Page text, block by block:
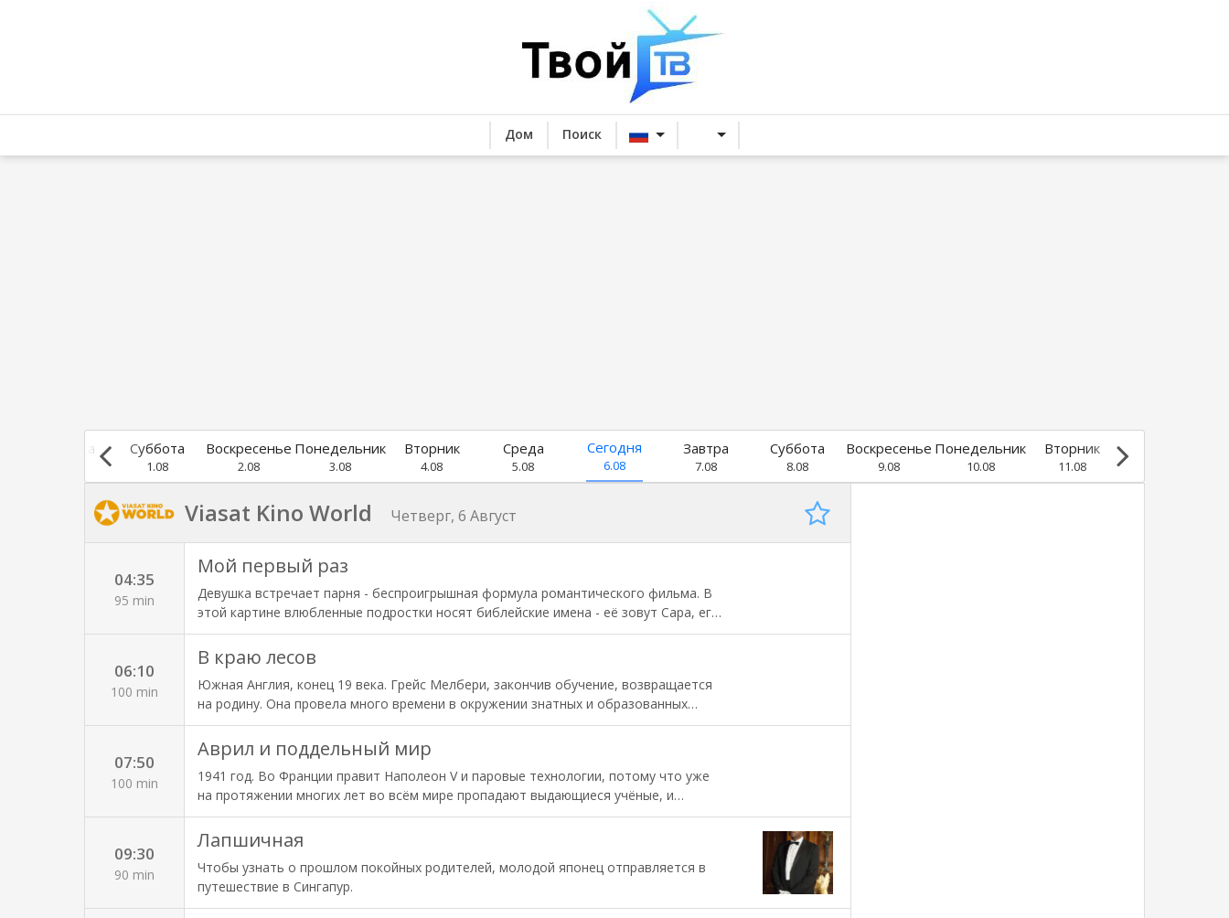
Дом Поиск
Пятница Суббота
1.08
Воскресенье
2.08
Понедельник
3.08
Вторник
4.08
Среда
5.08
Сегодня
6.08
Завтра
7.08
Суббота
8.08
Воскресенье
9.08
Понедельник
10.08
Вторник
11.08
Viasat Kino World Четверг, 6 Август
04:35
95 min
Мой первый раз
Девушка встречает парня - беспроигрышная формула романтического фильма. В
этой картине влюбленные подростки носят библейские имена - её зовут Сара, его
- Захария, что ненавязчиво подчеркивает вневременное значение первых наивных
чувств. Ей 18, она - лучшая ученица в классе, он всего на пару лет старше, но уже
не прочь поиграть в пресыщенного жизнью «лишнего человека», этакого
французского Печорина. Впрочем, разве это преграда для любви?
06:10
100 min
В краю лесов
Южная Англия, конец 19 века. Грейс Мелбери, закончив обучение, возвращается
на родину. Она провела много времени в окружении знатных и образованных
людей, и теперь в родных местах всё ей кажется слишком простым и
незатейливым. Грейс стремится попасть под покровительство миссис Чармонд,
богатой местной вдовы, а затем знакомится с молодым доктором Фитцпирсом,
который вскоре предлагает ей выйти за него замуж. Но отец Грейс обещал её
руку Джайлсу Уинтерборну, чтобы загладить свою давнюю вину перед его отцом...
07:50
100 min
Аврил и поддельный мир
1941 год. Во Франции правит Наполеон V и паровые технологии, потому что уже
на протяжении многих лет во всём мире пропадают выдающиеся учёные, и
электричество так и не было открыто. Когда Аврил была маленькой, её родители
пытались получить эликсир бессмертия, но тоже исчезли таинственным образом.
От семьи у девушки остался только говорящий кот, и с тех пор она пытается
воссоздать тот эликсир.
09:30
90 min
Лапшичная
Чтобы узнать о прошлом покойных родителей, молодой японец отправляется в
путешествие в Сингапур.